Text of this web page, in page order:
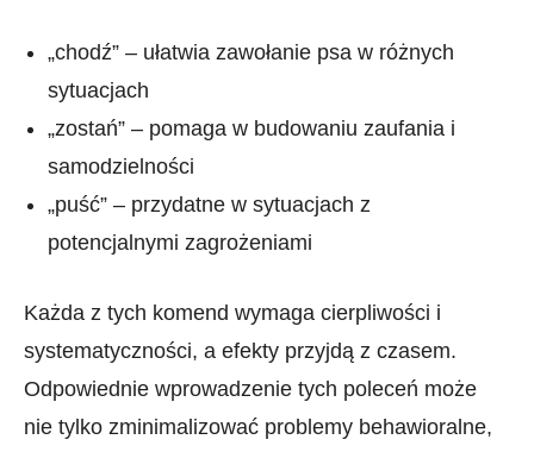
„chodź” – ułatwia zawołanie psa w różnych ​
sytuacjach
„zostań” – pomaga w⁢ budowaniu zaufania ⁣i
samodzielności‍
„puść” – przydatne w sytuacjach z
potencjalnymi zagrożeniami
Każda‌ z tych komend‌ wymaga cierpliwości i
systematyczności, a efekty przyjdą z czasem.
Odpowiednie wprowadzenie tych poleceń może
nie tylko zminimalizować problemy ‌behawioralne,